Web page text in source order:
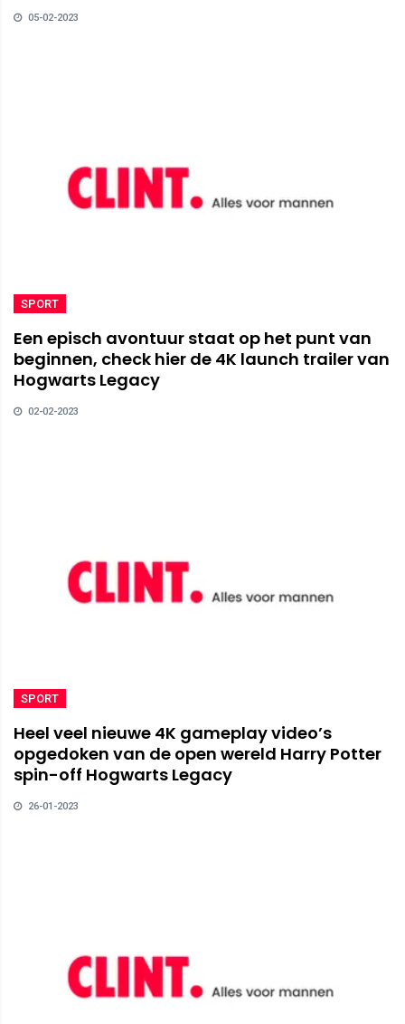
05-02-2023
SPORT
Een episch avontuur staat op het punt van
beginnen, check hier de 4K launch trailer van
Hogwarts Legacy
02-02-2023
SPORT
Heel veel nieuwe 4K gameplay video’s
opgedoken van de open wereld Harry Potter
spin-off Hogwarts Legacy
26-01-2023